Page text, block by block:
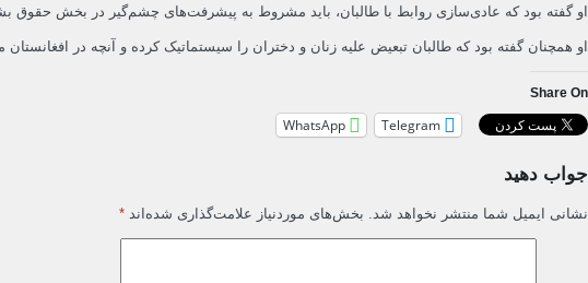
او گفته بود که عادی‌سازی روابط با طالبان، باید مشروط به پیشرفت‌های چشم‌گیر در بخش حقوق
او همچنان گفته بود که طالبان تبعیض علیه زنان و دختران را سیستماتیک کرده و آنچه در
Share On
Telegram
WhatsApp
جواب دهید
نشانی ایمیل شما منتشر نخواهد شد. بخش‌های موردنیاز علامت‌گذاری شده‌اند *